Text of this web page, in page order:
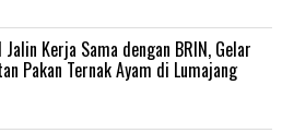
Kerja Sama dengan BRIN, Gelar
Pakan Ternak Ayam di Lumajang